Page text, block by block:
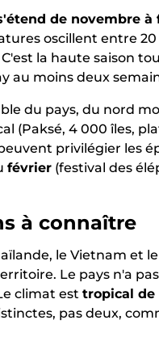
de novembre à
oscillent entre
la haute saison
au moins deux
du pays, du nord
(Paksé, 4 000 îles,
privilégier les
février (festival des
à connaître
le Vietnam et
Le pays n'a
climat est tropical de
pas deux,